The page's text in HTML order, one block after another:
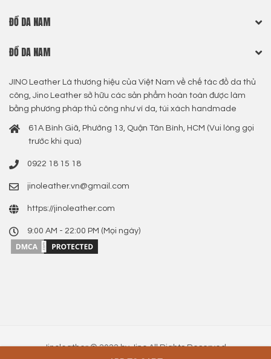
ĐỒ DA NAM
ĐỒ DA NAM
JINO Leather Là thương hiệu của Việt Nam về chế tác đồ da thủ
công, Jino Leather sở hữu các sản phẩm hoàn toàn được làm
bằng phương pháp thủ công như ví da, túi xách handmade
61A Bình Giã, Phường 13, Quận Tân Bình, HCM (Vui lòng gọi
trước khi qua)
0922 18 15 18
jinoleather.vn@gmail.com
https://jinoleather.com
9:00 AM - 22:00 PM (Mọi ngày)
Jinoleather © 2022 byJinoAll Rights Reserved.